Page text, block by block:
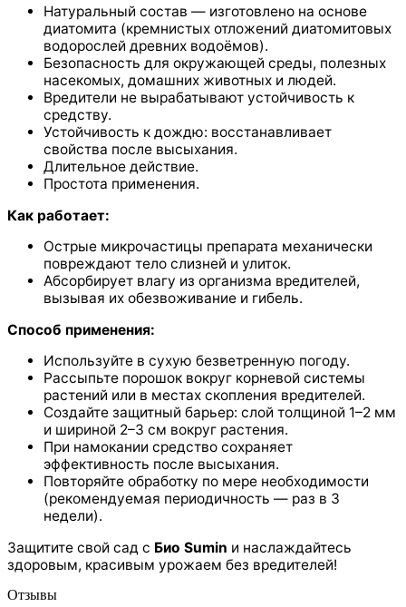
Натуральный состав — изготовлено на основе
диатомита (кремнистых отложений диатомитовых
водорослей древних водоёмов).
Безопасность для окружающей среды, полезных
насекомых, домашних животных и людей.
Вредители не вырабатывают устойчивость к
средству.
Устойчивость к дождю: восстанавливает
свойства после высыхания.
Длительное действие.
Простота применения.
Как работает:
Острые микрочастицы препарата механически
повреждают тело слизней и улиток.
Абсорбирует влагу из организма вредителей,
вызывая их обезвоживание и гибель.
Способ применения:
Используйте в сухую безветренную погоду.
Рассыпьте порошок вокруг корневой системы
растений или в местах скопления вредителей.
Создайте защитный барьер: слой толщиной 1–2 мм
и шириной 2–3 см вокруг растения.
При намокании средство сохраняет
эффективность после высыхания.
Повторяйте обработку по мере необходимости
(рекомендуемая периодичность — раз в 3
недели).
Защитите свой сад с Био Sumin и наслаждайтесь
здоровым, красивым урожаем без вредителей!
Отзывы